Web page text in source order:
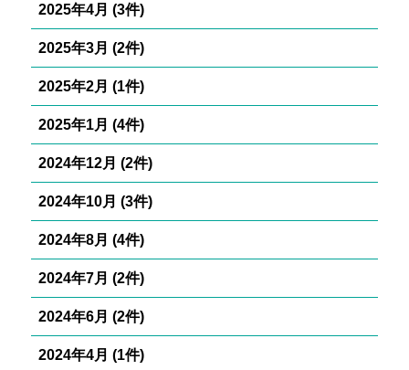
2025年4月 (3件)
2025年3月 (2件)
2025年2月 (1件)
2025年1月 (4件)
2024年12月 (2件)
2024年10月 (3件)
2024年8月 (4件)
2024年7月 (2件)
2024年6月 (2件)
2024年4月 (1件)